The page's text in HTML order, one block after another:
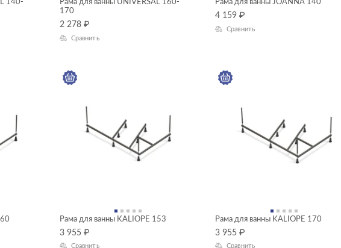
140-
Рама для ванны UNIVERSAL 160-
170
2 278 ₽
Сравнить
Рама для ванны JOANNA 140
4 159 ₽
Сравнить
Рама для ванны KALIOPE 153
3 955 ₽
Сравнить
Рама для ванны KALIOPE 170
3 955 ₽
Сравнить